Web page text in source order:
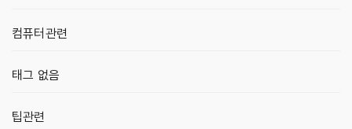
컴퓨터관련
태그 없음
팁관련